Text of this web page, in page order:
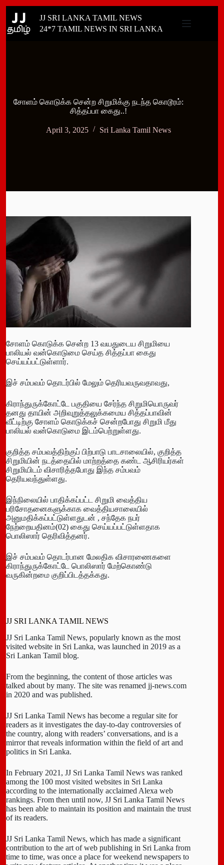
content
JJ SRI LANKA TAMIL NEWS
24*7 TAMIL NEWS IN SRI LANKA
சோளம் கொடுக்க சென்ற சிறுமிக்கு நடந்த கொடூரம்:
சித்தப்பா கைது..!
April 3, 2025 Sri Lanka Tamil News
சோளம் கொடுக்க சென்ற 13 வயதுடைய சிறுமியை
பாலியல் வன்கொடுமை செய்த சித்தப்பா கைது
செய்யப்பட்டுள்ளார்.
இச் சம்பவம் தொடர்பில் மேலும் தெரியவருவதாவது,
கிராந்துருக்கோட்டே பகுதியை சேர்ந்த சிறுமியொருவர்
தனது தாயின் அறிவுறுத்தலுக்கமைய சித்தப்பாவின்
வீட்டிற்கு சோளம் கொடுக்கச் சென்றபோது சிறுமி மீது
பாலியல் வன்கொடுமை இடம்பெற்றுள்ளது.
குறித்த சம்பவத்திற்குப் பிற்பாடு பாடசாலையில், குறித்த
சிறுமியின் நடத்தையில் மாற்றத்தை கண்ட ஆசிரியர்கள்
சிறுமியிடம் விசாரித்தபோது இந்த சம்பவம்
தெரியவந்துள்ளது.
இந்நிலையில் பாதிக்கப்பட்ட சிறுமி வைத்திய
பரிசோதனைகளுக்காக வைத்தியசாலையில்
அனுமதிக்கப்பட்டுள்ளதுடன் , சந்தேக நபர்
நேற்றையதினம்(02) கைது செய்யப்பட்டுள்ளதாக
பொலிஸார் தெரிவித்தனர்.
இச் சம்பவம் தொடர்பான மேலதிக விசாரணைகளை
கிராந்துருக்கோட்டே பொலிஸார் மேற்கொண்டு
வருகின்றமை குறிப்பிடத்தக்கது.
JJ SRI LANKA TAMIL NEWS
JJ Sri Lanka Tamil News, popularly known as the most
visited website in Sri Lanka, was launched in 2019 as a
Sri Lankan Tamil blog.
From the beginning, the content of those articles was
talked about by many. The site was renamed jj-news.com
in 2020 and was published.
JJ Sri Lanka Tamil News has become a regular site for
readers as it investigates the day-to-day controversies of
the country, along with readers’ conversations, and is a
mirror that reveals information within the field of art and
politics in Sri Lanka.
In February 2021, JJ Sri Lanka Tamil News was ranked
among the 100 most visited websites in Sri Lanka
according to the internationally acclaimed Alexa web
rankings. From then until now, JJ Sri Lanka Tamil News
has been able to maintain its position and maintain the trust
of its readers.
JJ Sri Lanka Tamil News, which has made a significant
contribution to the art of web publishing in Sri Lanka from
time to time, was once a place for weekend newspapers to